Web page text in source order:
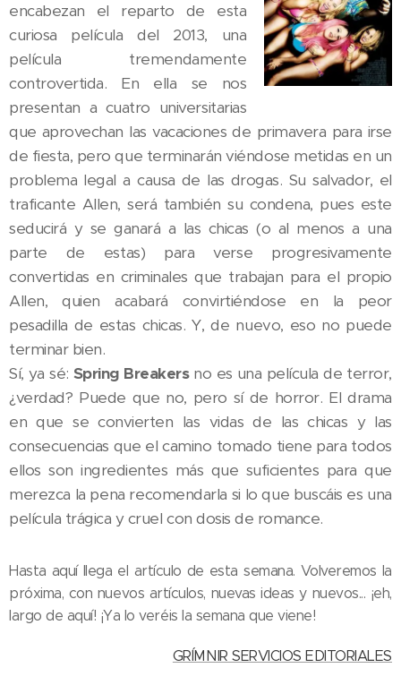
encabezan el reparto de esta
curiosa película del 2013, una
película tremendamente
controvertida. En ella se nos
presentan a cuatro universitarias
que aprovechan las vacaciones de primavera para irse
de fiesta, pero que terminarán viéndose metidas en un
problema legal a causa de las drogas. Su salvador, el
traficante Allen, será también su condena, pues este
seducirá y se ganará a las chicas (o al menos a una
parte de estas) para verse progresivamente
convertidas en criminales que trabajan para el propio
Allen, quien acabará convirtiéndose en la peor
pesadilla de estas chicas. Y, de nuevo, eso no puede
terminar bien.
Sí, ya sé: Spring Breakers no es una película de terror,
¿verdad? Puede que no, pero sí de horror. El drama
en que se convierten las vidas de las chicas y las
consecuencias que el camino tomado tiene para todos
ellos son ingredientes más que suficientes para que
merezca la pena recomendarla si lo que buscáis es una
película trágica y cruel con dosis de romance.
Hasta aquí llega el artículo de esta semana. Volveremos la
próxima, con nuevos artículos, nuevas ideas y nuevos... ¡eh,
largo de aquí! ¡Ya lo veréis la semana que viene!
GRÍMNIR SERVICIOS EDITORIALES